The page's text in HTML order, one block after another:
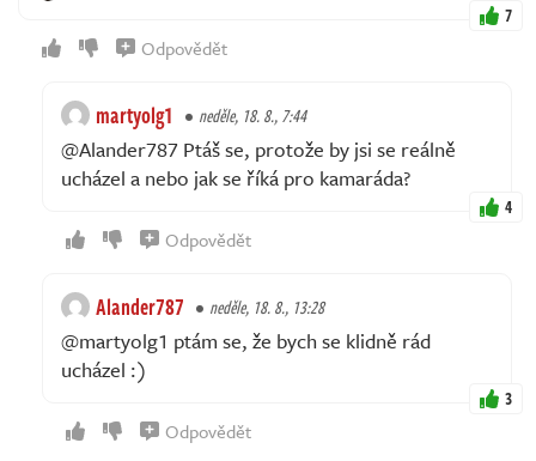
7
Odpovědět
martyolg1 neděle, 18. 8., 7:44
@Alander787 Ptáš se, protože by jsi se reálně
ucházel a nebo jak se říká pro kamaráda?
4
Odpovědět
Alander787 neděle, 18. 8., 13:28
@martyolg1 ptám se, že bych se klidně rád
ucházel :)
3
Odpovědět